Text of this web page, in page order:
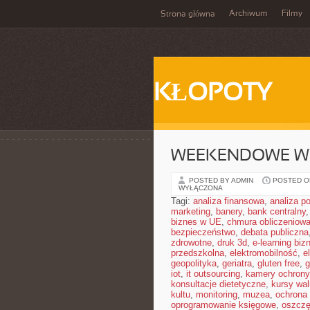
Strona główna Archiwum Filmy
KŁOPOTY
WEEKENDOWE
POSTED BY ADMIN POSTED
WYŁĄCZONA
Tagi: analiza finansowa, analiza
marketing, banery, bank centralny,
biznes w UE, chmura obliczeniowa
bezpieczeństwo, debata publiczna,
zdrowotne, druk 3d, e-learning
przedszkolna, elektromobilność,
geopolityka, geriatra, gluten free,
iot, it outsourcing, kamery ochrony
konsultacje dietetyczne, kursy
kultu, monitoring, muzea, ochrona
oprogramowanie księgowe,